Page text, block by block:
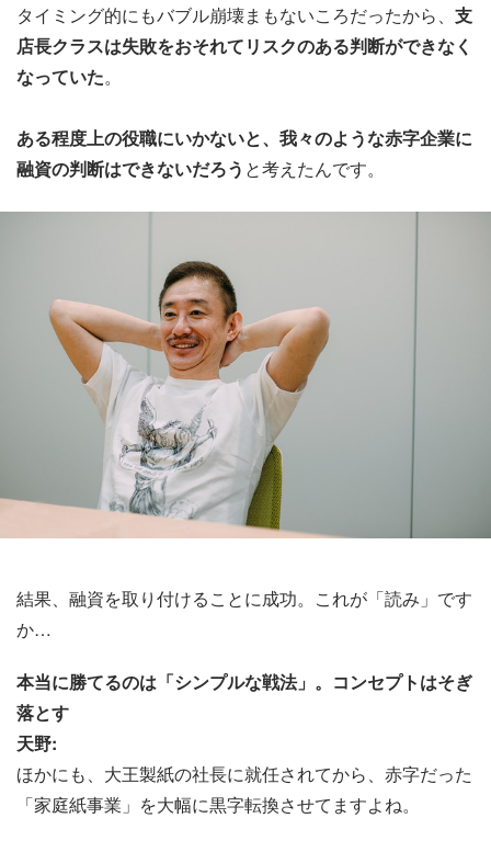
タイミング的にもバブル崩壊まもないころだったから、 支
店長クラスは失敗をおそれてリスクのある判断ができなく
なっていた。
ある程度上の役職にいかないと、我々のような赤字企業に
融資の判断はできないだろう と考えたんです。
結果、融資を取り付けることに成功。これが「読み」です
か…
本当に勝てるのは「シンプルな戦法」。コンセプトはそぎ
落とす
天野:
ほかにも、大王製紙の社長に就任されてから、赤字だった
「家庭紙事業」を大幅に黒字転換させてますよね。